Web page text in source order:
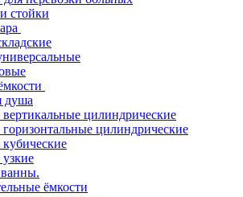
стойки
душа
цилиндрические
цилиндрические
ёмкости